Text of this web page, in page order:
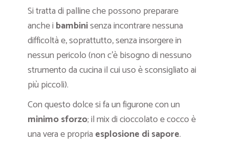
Si tratta di palline che possono preparare
anche i bambinisenza incontrare nessuna
difficoltà e, soprattutto, senza insorgere in
nessun pericolo (non c’è bisogno di nessuno
strumento da cucina il cui uso è sconsigliato ai
più piccoli).
Con questo dolce si fa un figurone con un
minimo sforzo; il mix di cioccolato e cocco è
una vera e propria esplosione di sapore.